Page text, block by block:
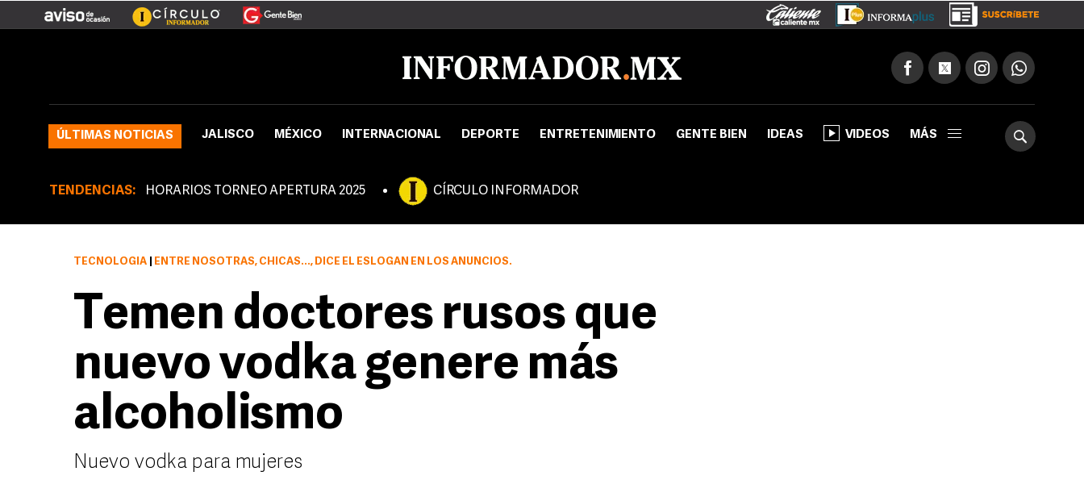
ÚLTIMAS NOTICIAS JALISCO MÉXICO INTERNACIONAL DEPORTE ENTRETENIMIENTO GENTE BIEN IDEAS VIDEOS MÁS
TENDENCIAS: HORARIOS TORNEO APERTURA 2025 CÍRCULO INFORMADOR
TECNOLOGÍA ENTRE NOSOTRAS, CHICAS..., DICE EL ESLOGAN EN LOS ANUNCIOS.
Temen doctores rusos que
nuevo vodka genere más
alcoholismo
Nuevo vodka para mujeres